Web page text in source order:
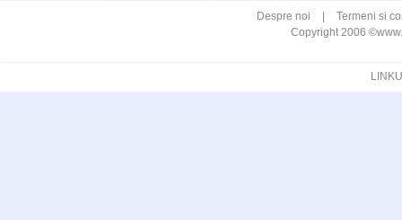
Despre noi
Termeni si
Copyright 2006